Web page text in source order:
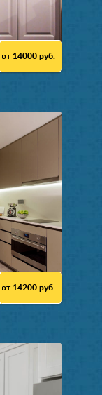
от 14000 руб.
от 14200 руб.